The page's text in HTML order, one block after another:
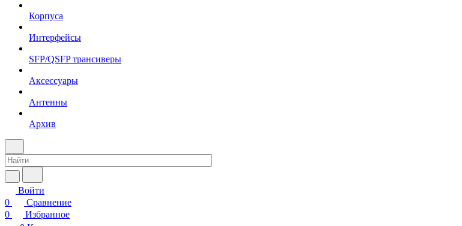
Корпуса
Интерфейсы
SFP/QSFP трансиверы
Аксессуары
Антенны
Архив
Войти
0
Сравнение
0
Избранное